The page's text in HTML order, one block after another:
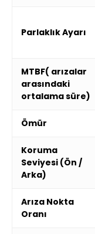
Parlaklık Ayarı
MTBF( arızalar
arasındaki
ortalama süre)
Ömür
Koruma
Seviyesi (Ön /
Arka)
Arıza Nokta
Oranı